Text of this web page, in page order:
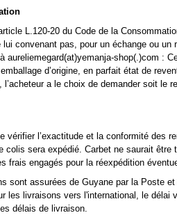
L.120-20 du Code de la
convenant pas, pour un échange ou
aureliemegard(at)yemanja-shop(.)com :
d’origine, en parfait état de
l’acheteur a le choix de demander soit le
vérifier l’exactitude et la conformité des
colis sera expédié. Carbet ne saurait être
frais engagés pour la réexpédition
sont assurées de Guyane par la Poste
les livraisons vers l'international, le
délais de livraison.